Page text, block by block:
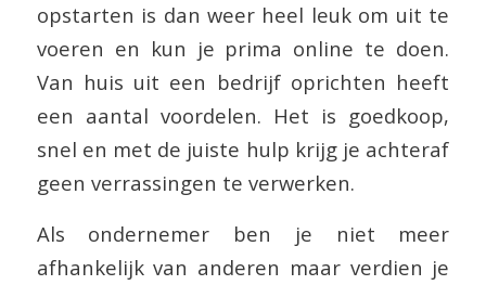
opstarten is dan weer heel leuk om uit te
voeren en kun je prima online te doen.
Van huis uit een bedrijf oprichten heeft
een aantal voordelen. Het is goedkoop,
snel en met de juiste hulp krijg je achteraf
geen verrassingen te verwerken.
Als ondernemer ben je niet meer
afhankelijk van anderen maar verdien je